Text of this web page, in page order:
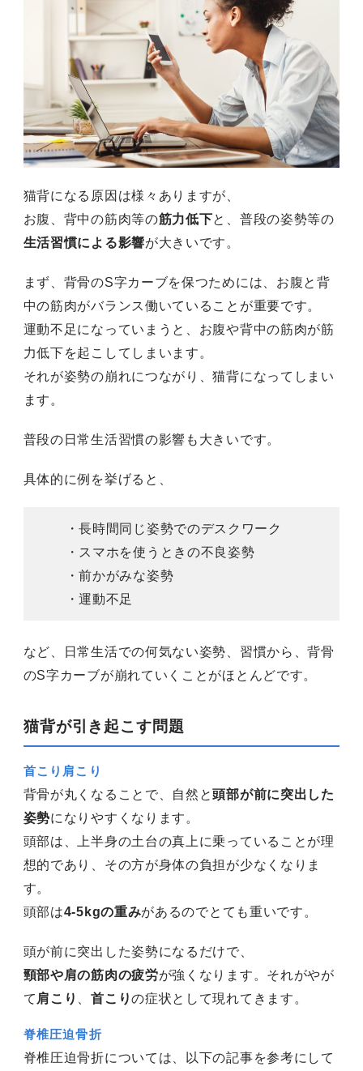
猫背になる原因は様々ありますが、
お腹、背中の筋肉等の筋力低下と、普段の姿勢等の
生活習慣による影響が大きいです。
まず、背骨のS字カーブを保つためには、お腹と背
中の筋肉がバランス働いていることが重要です。
運動不足になっていまうと、お腹や背中の筋肉が筋
力低下を起こしてしまいます。
それが姿勢の崩れにつながり、猫背になってしまい
ます。
普段の日常生活習慣の影響も大きいです。
具体的に例を挙げると、
・長時間同じ姿勢でのデスクワーク
・スマホを使うときの不良姿勢
・前かがみな姿勢
・運動不足
など、日常生活での何気ない姿勢、習慣から、背骨
のS字カーブが崩れていく ことがほとんどです。
猫背が引き起こす問題
首こり肩こり
背骨が丸くなることで、自然と頭部が前に突出した
姿勢になりやすくなります。
頭部は、上半身の土台の真上に乗っていることが理
想的であり、その方が身体の負担が少なくなりま
す。
頭部は4-5kgの重みがあるのでとても重いです。
頭が前に突出した姿勢になるだけで、
頸部や肩の筋肉の疲労が強くなります。それがやが
て 肩こり 、首こりの症状として現れてきます。
脊椎圧迫骨折
脊椎圧迫骨折については、以下の記事を参考にして